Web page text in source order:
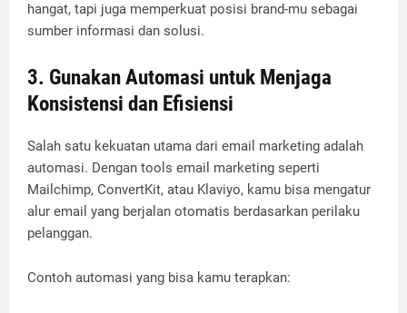
hangat, tapi juga memperkuat posisi brand-mu sebagai
sumber informasi dan solusi.
3. Gunakan Automasi untuk Menjaga
Konsistensi dan Efisiensi
Salah satu kekuatan utama dari email marketing adalah
automasi. Dengan tools email marketing seperti
Mailchimp, ConvertKit, atau Klaviyo, kamu bisa mengatur
alur email yang berjalan otomatis berdasarkan perilaku
pelanggan.
Contoh automasi yang bisa kamu terapkan: